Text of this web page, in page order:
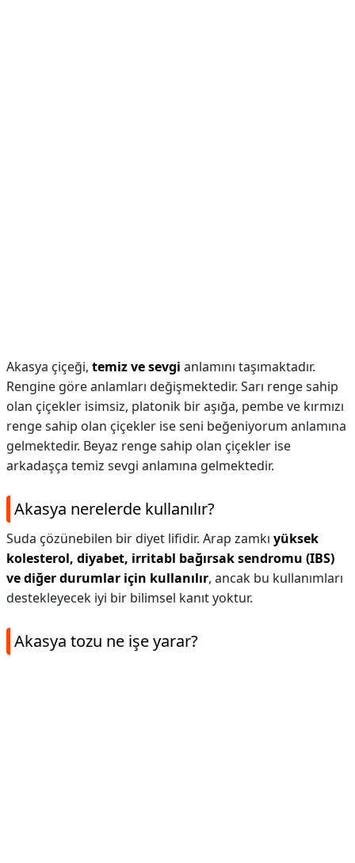
Akasya çiçeği, temiz ve sevgi anlamını taşımaktadır.
Rengine göre anlamları değişmektedir. Sarı renge sahip
olan çiçekler isimsiz, platonik bir aşığa, pembe ve kırmızı
renge sahip olan çiçekler ise seni beğeniyorum anlamına
gelmektedir. Beyaz renge sahip olan çiçekler ise
arkadaşça temiz sevgi anlamına gelmektedir.
Akasya nerelerde kullanılır?
Suda çözünebilen bir diyet lifidir. Arap zamkı yüksek
kolesterol, diyabet, irritabl bağırsak sendromu (IBS)
ve diğer durumlar için kullanılır, ancak bu kullanımları
destekleyecek iyi bir bilimsel kanıt yoktur.
Akasya tozu ne işe yarar?